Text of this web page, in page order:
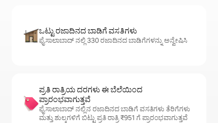
ಒಟ್ಟು ರಜಾದಿನದ ಬಾಡಿಗೆ ವಸತಿಗಳು
ಫೈಸಾಲಾಬಾದ್ ನಲ್ಲಿ 330 ರಜಾದಿನದ ಬಾಡಿಗೆಗಳನ್ನು ಅನ್ವೇಷಿಸಿ
ಪ್ರತಿ ರಾತ್ರಿಯ ದರಗಳು ಈ ಬೆಲೆಯಿಂದ
ಪ್ರಾರಂಭವಾಗುತ್ತವೆ
ಫೈಸಾಲಾಬಾದ್ ನಲ್ಲಿನ ರಜಾದಿನದ ಬಾಡಿಗೆ ವಸತಿಗಳು ತೆರಿಗೆಗಳು
ಮತ್ತು ಶುಲ್ಕಗಳಿಗೆ ಬಿಟ್ಟು ಪ್ರತಿ ರಾತ್ರಿ ₹951 ಗೆ ಪ್ರಾರಂಭವಾಗುತ್ತವೆ